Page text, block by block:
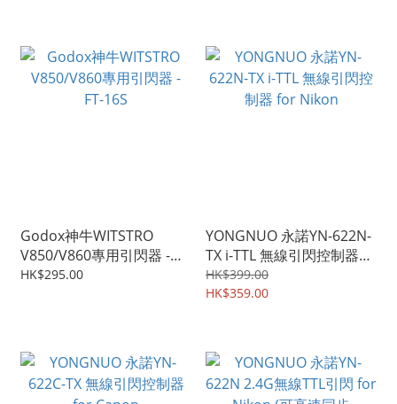
Godox神牛WITSTRO
V850/V860專用引閃器 -
FT-16S
HK$295.00
YONGNUO 永諾YN-622N-
TX i-TTL 無線引閃控制器
for Nikon
HK$399.00
HK$359.00